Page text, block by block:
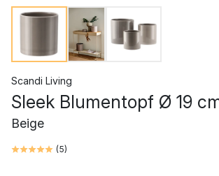
Scandi Living
Sleek Blumentopf Ø 19
Beige
(5)